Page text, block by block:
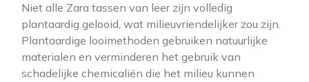
Niet alle Zara tassen van leer zijn volledig
plantaardig gelooid, wat milieuvriendelijker zou zijn.
Plantaardige looimethoden gebruiken natuurlijke
materialen en verminderen het gebruik van
schadelijke chemicaliën die het milieu kunnen